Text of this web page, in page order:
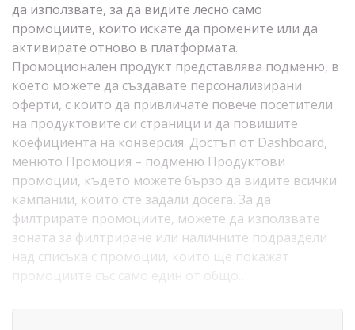
да използвате, за да видите лесно само
промоциите, които искате да промените или да
активирате отново в платформата.
Промоционален продукт представлява подменю, в
което можете да създавате персонализирани
оферти, с които да привличате повече посетители
на продуктовите си страници и да повишите
коефициента на конверсия. Достъп от Dashboard,
менюто Промоция – подменю Продуктови
промоции, където можете бързо да видите всички
кампании, които сте задали досега. За да
филтрирате промоциите, можете да използвате
зоната за филтриране или наличните подраздели
над списъка с промоции, които ще покажат
промоциите със само един от общо…